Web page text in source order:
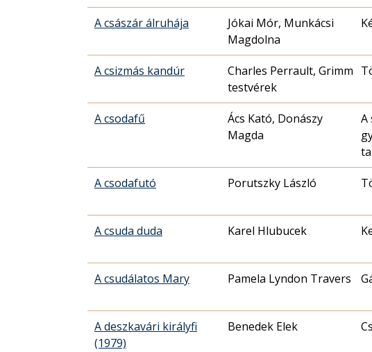
A császár álruhája
Jókai Mór, Munkácsi
Magdolna
A csizmás kandúr
Charles Perrault, Grimm
testvérek
A csodafű
Ács Kató, Donászy
Magda
A
A csodafutó Porutszky László
A csuda duda Karel Hlubucek
A csudálatos Mary Pamela Lyndon Travers
A deszkavári királyfi
(1979)
Benedek Elek